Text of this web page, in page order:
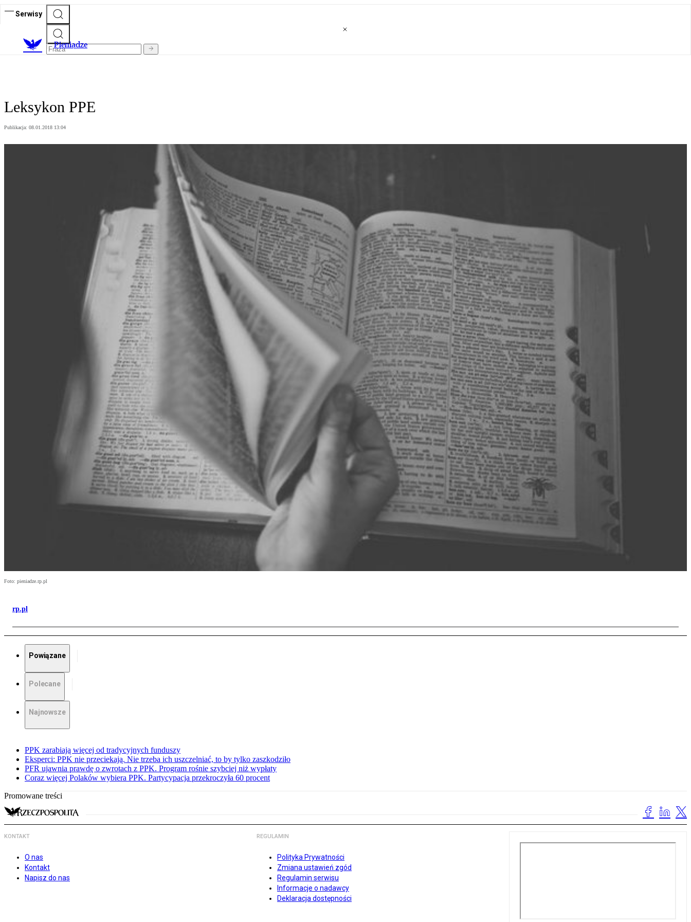
Serwisy
Pieniądze
Leksykon PPE
Publikacja: 08.01.2018 13:04
Foto: pieniadze.rp.pl
rp.pl
Powiązane
Polecane
Najnowsze
PPK zarabiają więcej od tradycyjnych funduszy
Eksperci: PPK nie przeciekają. Nie trzeba ich uszczelniać, to by tylko zaszkodziło
PFR ujawnia prawdę o zwrotach z PPK. Program rośnie szybciej niż wypłaty
Coraz więcej Polaków wybiera PPK. Partycypacja przekroczyła 60 procent
Promowane treści
KONTAKT
O nas
Kontakt
Napisz do nas
REGULAMIN
Polityka Prywatności
Zmiana ustawień zgód
Regulamin serwisu
Informacje o nadawcy
Deklaracja dostępności